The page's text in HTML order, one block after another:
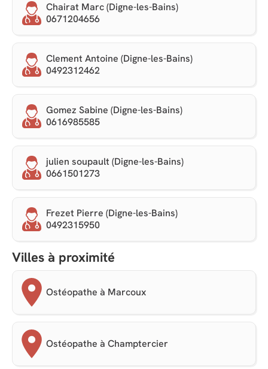
Chairat Marc (Digne-les-Bains)
0671204656
Clement Antoine (Digne-les-Bains)
0492312462
Gomez Sabine (Digne-les-Bains)
0616985585
julien soupault (Digne-les-Bains)
0661501273
Frezet Pierre (Digne-les-Bains)
0492315950
Villes à proximité
Ostéopathe à Marcoux
Ostéopathe à Champtercier